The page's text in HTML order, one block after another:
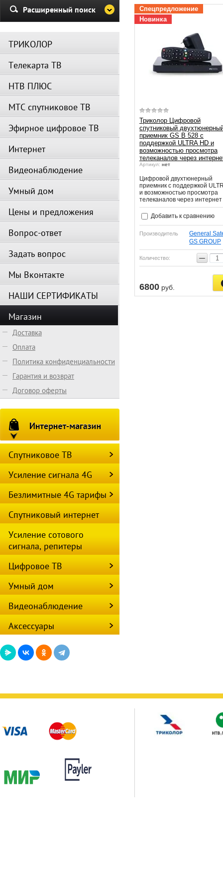
Убедительная просьба в
период не производить поиск
каналов и не перезагружать
спутниковое оборудование.
Вещание телеканалов и
сервисов возобновится
автоматически по завершении
профилактических работ.
Спецпредложение
Новинка
Триколор Цифровой
спутниковый
приемник GS B 528 с
поддержкой ULTRA HD и
возможностью просмотра
телеканалов через
Артикул: нет
Цифровой двухтюнерный
приемник с поддержкой
и возможностью просмотра
телеканалов через интернет
Добавить к сравнению
Производитель
General
GS GROUP
Количество: −
6800 руб.
Расширенный поиск
ТРИКОЛОР
Телекарта ТВ
НТВ ПЛЮС
МТС спутниковое ТВ
Эфирное цифровое ТВ
Интернет
Видеонаблюдение
Умный дом
Цены и предложения
Вопрос-ответ
Задать вопрос
Мы Вконтакте
НАШИ СЕРТИФИКАТЫ
Магазин
Доставка
Оплата
Политика конфиденциальности
Гарантия и возврат
Договор оферты
Спутниковое ТВ
Усиление сигнала 4G
Безлимитные 4G тарифы
Спутниковый интернет
Усиление сотового
сигнала, репитеры
Цифровое ТВ
Умный дом
Видеонаблюдение
Аксессуары